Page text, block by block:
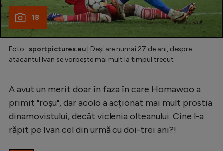
18
Foto : sportpictures.eu | Deși are numai 27 de ani, despre
atacantul Ivan se vorbește mai mult la timpul trecut
A avut un merit doar în faza în care Homawoo a
primit "roșu", dar acolo a acționat mai mult prostia
dinamovistului, decât viclenia olteanului. Cine l-a
răpit pe Ivan cel din urmă cu doi-trei ani?!